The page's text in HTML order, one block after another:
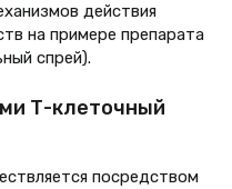
действия
на примере препарата
спрей).
Т-клеточный
посредством